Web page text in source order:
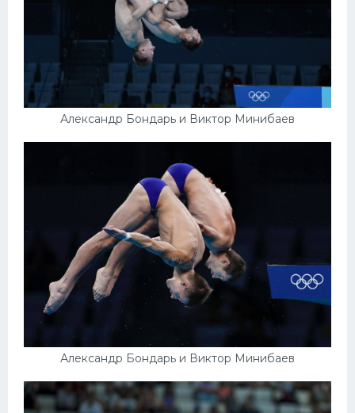
Александр Бондарь и Виктор Минибаев
Александр Бондарь и Виктор Минибаев